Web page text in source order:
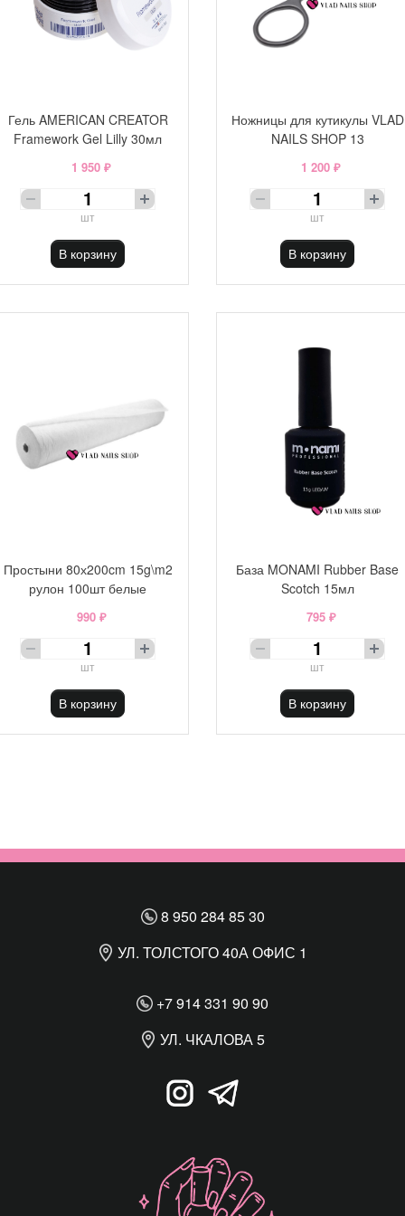
Гель AMERICAN CREATOR
Framework Gel Lilly 30мл
1 950 ₽
шт
В корзину
Ножницы для кутикулы VLAD
NAILS SHOP 13
1 200 ₽
шт
В корзину
Простыни 80х200cm 15g\m2
рулон 100шт белые
990 ₽
шт
В корзину
База MONAMI Rubber Base
Scotch 15мл
795 ₽
шт
В корзину
8 950 284 85 30
УЛ. ТОЛСТОГО 40А ОФИС 1
+7 914 331 90 90
УЛ. ЧКАЛОВА 5